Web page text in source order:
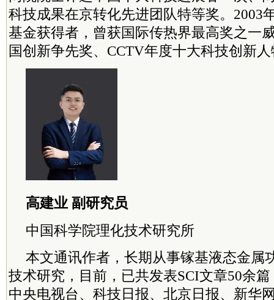
科技成果在京转化先进团队特等奖。2003
基金获得者，曾获国际传热界最高奖之一
国创新争先奖、CCTV年度十大科技创新
高建业 副研究员
中国科学院理化技术研究所
本文通讯作者，长期从事镓基液态金属
技术研究，目前，已共发表SCI文章50余
中央电视台、科技日报、北京日报、新华